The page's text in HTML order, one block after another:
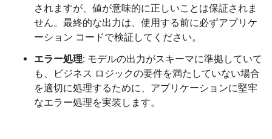
されますが、値が意味的に正しいことは保証されま
せん。最終的な出力は、使用する前に必ずアプリケ
ーション コードで検証してください。
エラー処理: モデルの出力がスキーマに準拠していて
も、ビジネス ロジックの要件を満たしていない場合
を適切に処理するために、アプリケーションに堅牢
なエラー処理を実装します。